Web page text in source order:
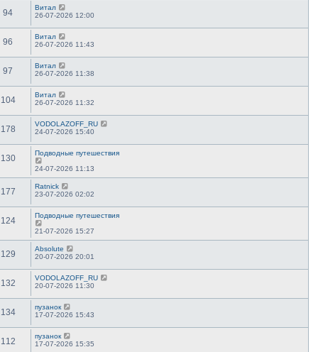
94
Витал
26-07-2026 12:00
96
Витал
26-07-2026 11:43
97
Витал
26-07-2026 11:38
104
Витал
26-07-2026 11:32
178
VODOLAZOFF_RU
24-07-2026 15:40
130
Подводные путешествия
24-07-2026 11:13
177
Ratnick
23-07-2026 02:02
124
Подводные путешествия
21-07-2026 15:27
129
Absolute
20-07-2026 20:01
132
VODOLAZOFF_RU
20-07-2026 11:30
134
пузанок
17-07-2026 15:43
112
пузанок
17-07-2026 15:35